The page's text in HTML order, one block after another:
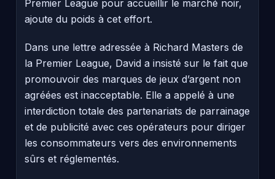
Premier League pour accueillir le marché noir,
ajoute du poids à cet effort.
Dans une lettre adressée à Richard Masters de
la Premier League, David a insisté sur le fait que
promouvoir des marques de jeux d’argent non
agréées est inacceptable. Elle a appelé à une
interdiction totale des partenariats de parrainage
et de publicité avec ces opérateurs pour diriger
les consommateurs vers des environnements
sûrs et réglementés.